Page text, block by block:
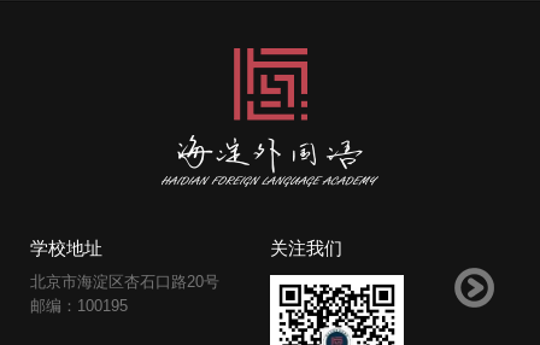
学校地址
北京市海淀区杏石口路20号
邮编：100195
关注我们